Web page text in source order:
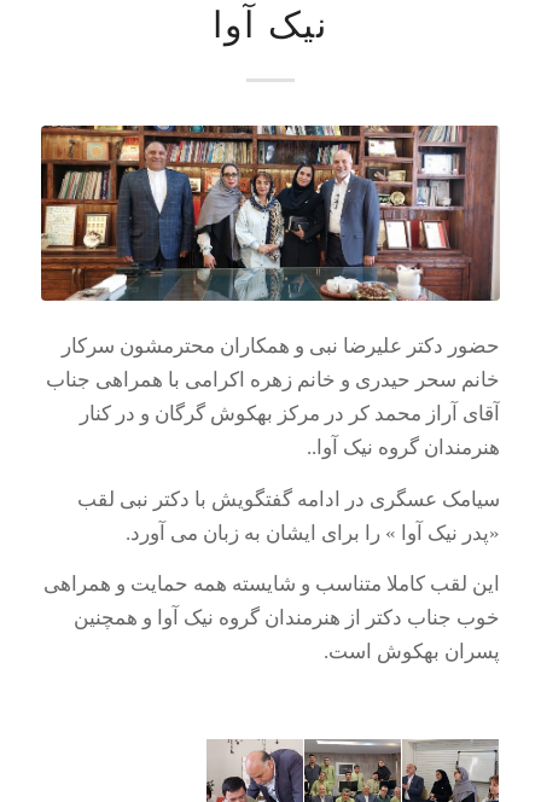
نیک آوا
حضور دکتر علیرضا نبی و همکاران محترمشون سرکار
خانم سحر حیدری و خانم زهره اکرامی با همراهی جناب
آقای آراز محمد کر در مرکز بهکوش گرگان و در کنار
هنرمندان گروه نیک آوا..
سیامک عسگری در ادامه گفتگویش با دکتر نبی لقب
«پدر نیک آوا » را برای ایشان به زبان می آورد.
این لقب کاملا متناسب و شایسته همه حمایت و همراهی
خوب جناب دکتر از هنرمندان گروه نیک آوا و همچنین
پسران بهکوش است.